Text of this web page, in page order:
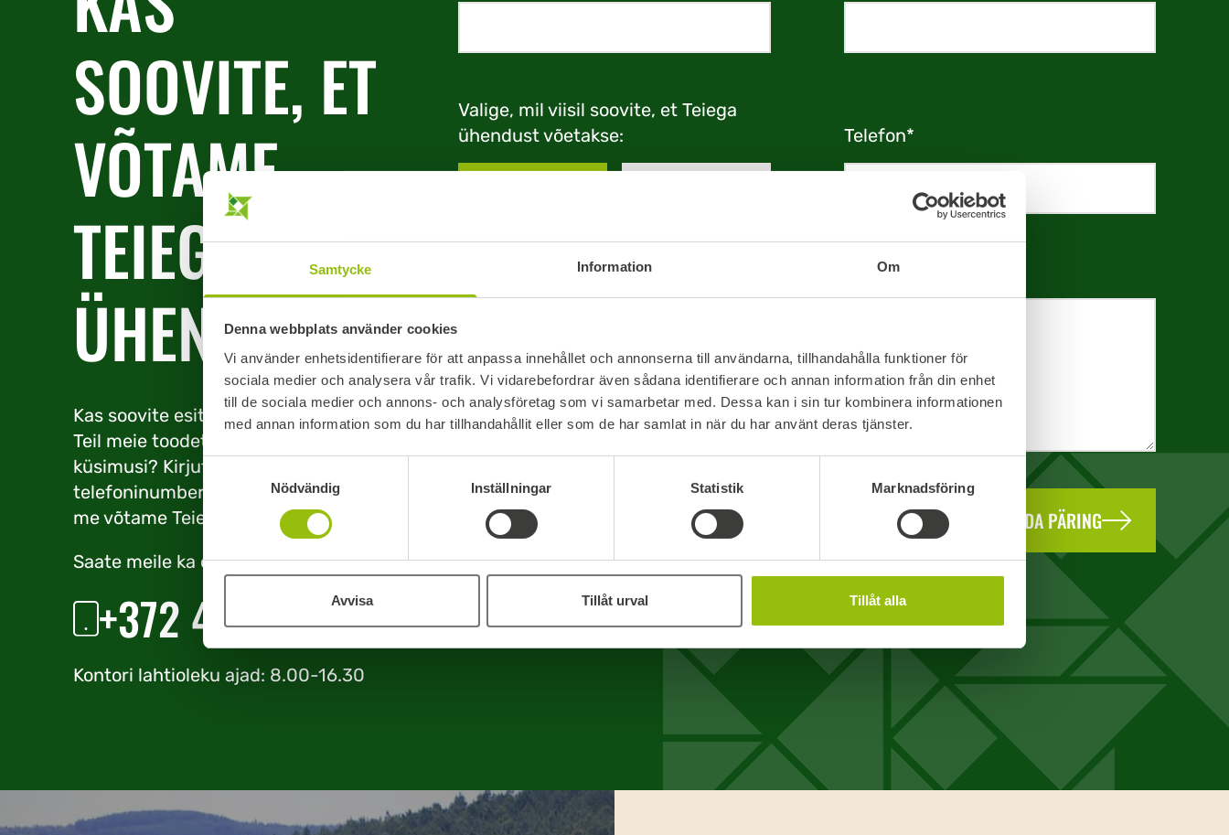
Samtycke Information Om
Denna webbplats använder cookies
Vi använder enhetsidentifierare för att anpassa innehållet och annonserna till användarna, tillhandahålla funktioner för
sociala medier och analysera vår trafik. Vi vidarebefordrar även sådana identifierare och annan information från din enhet
till de sociala medier och annons- och analysföretag som vi samarbetar med. Dessa kan i sin tur kombinera informationen
med annan information som du har tillhandahållit eller som de har samlat in när du har använt deras tjänster.
Samtyckesval
Nödvändig
Inställningar Statistik Marknadsföring
Avvisa Tillåt urval Tillåt alla
SOOVITE, ET
VÕTAME
TEIEGA
ÜHENDUST?
Kas soovite esitada tellimuse või on
Teil meie toodete ja teenuste osas
küsimusi? Kirjutage oma
telefoninumber või meiliaadress ja
me võtame Teiega ühendust.
Saate meile ka otse helistada
+372 44 27 923
Kontori lahtioleku ajad: 8.00-16.30
Valige, mil viisil soovite, et Teiega
ühendust võetakse:
Telefon*
Olen nõus, et Boardic töötleb minu isikuandmeid. *
SAADA PÄRING